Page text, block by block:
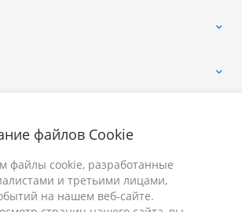
файлов Cookie
файлы cookie, разработанные
и третьими лицами,
на нашем веб-сайте.